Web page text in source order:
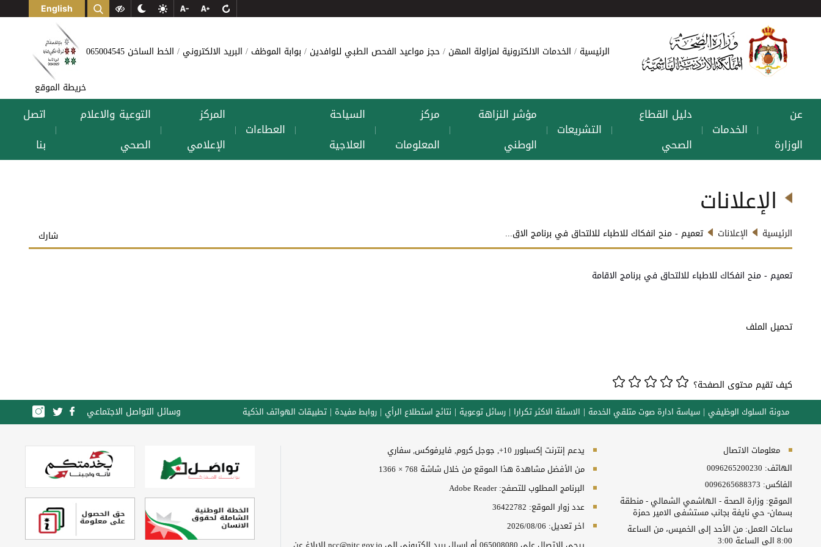
English
الرئيسية الخدمات الالكترونية لمزاولة المهن حجز مواعيد الفحص الطبي للوافدين بوابة الموظف البريد الالكتروني الخط الساخن 065004545
خريطة الموقع
عن
الوزارة
| الخدمات |
دليل القطاع
الصحي
| التشريعات |
مؤشر النزاهة
الوطني
|
مركز
المعلومات
|
السياحة
العلاجية
| العطاءات |
المركز
الإعلامي
|
التوعية والاعلام
الصحي
|
اتصل
بنا
الإعلانات
الرئيسية الإعلانات تعميم - منح انفكاك للاطباء للالتحاق في برنامج الاق... شارك
تعميم - منح انفكاك للاطباء للالتحاق في برنامج الاقامة
تحميل الملف
كيف تقيم محتوى الصفحة؟
مدونة السلوك الوظيفي سياسة ادارة صوت متلقي الخدمة الاسئلة الاكثر تكرارا رسائل توعوية نتائج استطلاع الرأي روابط مفيدة تطبيقات الهواتف الذكية وسائل التواصل الاجتماعي
معلومات الاتصال
الهاتف: 0096265200230
الفاكس: 0096265688373
الموقع: وزارة الصحة - الهاشمي الشمالي - منطقة
بسمان- حي نايفة بجانب مستشفى الامير حمزة
ساعات العمل: من الأحد إلى الخميس، من الساعة
8:00 الى الساعة 3:00
يدعم إنترنت إكسبلورر 10+, جوجل كروم, فايرفوكس, سفاري
من الأفضل مشاهدة هذا الموقع من خلال شاشة 768 × 1366
البرنامج المطلوب للتصفح: Adobe Reader
عدد زوار الموقع: 36422782
اخر تعديل: 2026/08/06